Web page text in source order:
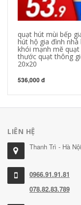
quạt hút mùi bếp
hút hộ gia đình
khói mạnh mẽ
thước quạt thông
20x20
536,000 đ
LIÊN HỆ
Thanh Trì - Hà Nội
0966.91.91.81
078.82.83.789